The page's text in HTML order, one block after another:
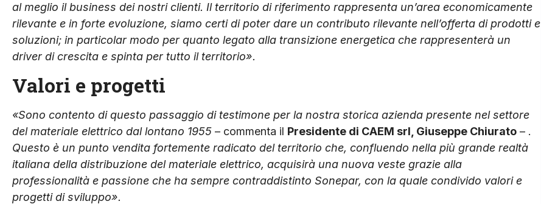
al meglio il business dei nostri clienti. Il territorio di riferimento rappresenta un’area economicamente
rilevante e in forte evoluzione, siamo certi di poter dare un contributo rilevante nell’offerta di prodotti e
soluzioni; in particolar modo per quanto legato alla transizione energetica che rappresenterà un
driver di crescita e spinta per tutto il territorio».
Valori e progetti
«Sono contento di questo passaggio di testimone per la nostra storica azienda presente nel settore
del materiale elettrico dal lontano 1955 – commenta il Presidente di CAEM srl, Giuseppe Chiurato – .
Questo è un punto vendita fortemente radicato del territorio che, confluendo nella più grande realtà
italiana della distribuzione del materiale elettrico, acquisirà una nuova veste grazie alla
professionalità e passione che ha sempre contraddistinto Sonepar, con la quale condivido valori e
progetti di sviluppo».